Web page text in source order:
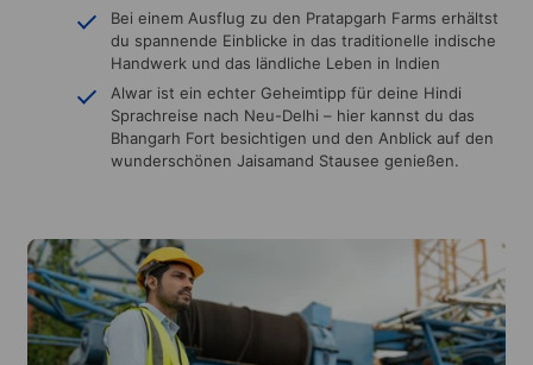
Bei einem Ausflug zu den Pratapgarh Farms erhältst
du spannende Einblicke in das traditionelle indische
Handwerk und das ländliche Leben in Indien
Alwar ist ein echter Geheimtipp für deine Hindi
Sprachreise nach Neu-Delhi – hier kannst du das
Bhangarh Fort besichtigen und den Anblick auf den
wunderschönen Jaisamand Stausee genießen.